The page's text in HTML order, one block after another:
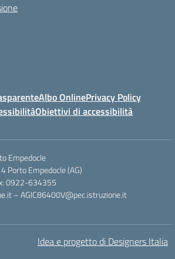
Albo OnlinePrivacy Policy
Obiettivi di accessibilità
Empedocle
Porto Empedocle (AG)
0922-634355
–AGIC86400V@pec.istruzione.it
Idea e progetto di Designers Italia